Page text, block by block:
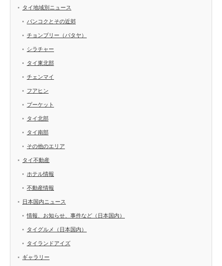
タイ地域別ニュース
バンコクとその近郊
チョンブリー（パタヤ）
シラチャー
タイ東北部
チェンマイ
フアヒン
プーケット
タイ北部
タイ南部
その他のエリア
タイ不動産
ホテル情報
不動産情報
日本国内ニュース
情報、お知らせ、事件など（日本国内）
タイグルメ（日本国内）
タイランドアイズ
ギャラリー